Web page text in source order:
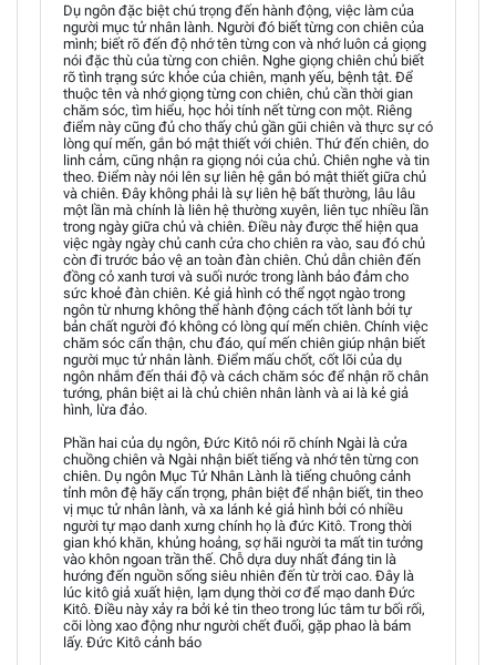
Dụ ngôn đặc biệt chú trọng đến hành động, việc làm của
người mục tử nhân lành. Người đó biết từng con chiên của
mình; biết rõ đến độ nhớ tên từng con và nhớ luôn cả giọng
nói đặc thù của từng con chiên. Nghe giọng chiên chủ biết
rõ tình trạng sức khỏe của chiên, mạnh yếu, bệnh tật. Để
thuộc tên và nhớ giọng từng con chiên, chủ cần thời gian
chăm sóc, tìm hiểu, học hỏi tính nết từng con một. Riêng
điểm này cũng đủ cho thấy chủ gần gũi chiên và thực sự có
lòng quí mến, gắn bó mật thiết với chiên. Thứ đến chiên, do
linh cảm, cũng nhận ra giọng nói của chủ. Chiên nghe và tin
theo. Điểm này nói lên sự liên hệ gắn bó mật thiết giữa chủ
và chiên. Đây không phải là sự liên hệ bất thường, lâu lâu
một lần mà chính là liên hệ thường xuyên, liên tục nhiều lần
trong ngày giữa chủ và chiên. Điều này được thể hiện qua
việc ngày ngày chủ canh cửa cho chiên ra vào, sau đó chủ
còn đi trước bảo vệ an toàn đàn chiên. Chủ dẫn chiên đến
đồng cỏ xanh tươi và suối nước trong lành bảo đảm cho
sức khoẻ đàn chiên. Kẻ giả hình có thể ngọt ngào trong
ngôn từ nhưng không thể hành động cách tốt lành bởi tự
bản chất người đó không có lòng quí mến chiên. Chính việc
chăm sóc cẩn thận, chu đáo, quí mến chiên giúp nhận biết
người mục tử nhân lành. Điểm mấu chốt, cốt lõi của dụ
ngôn nhắm đến thái độ và cách chăm sóc để nhận rõ chân
tướng, phân biệt ai là chủ chiên nhân lành và ai là kẻ giả
hình, lừa đảo.
Phần hai của dụ ngôn, Đức Kitô nói rõ chính Ngài là cửa
chuồng chiên và Ngài nhận biết tiếng và nhớ tên từng con
chiên. Dụ ngôn Mục Tử Nhân Lành là tiếng chuông cảnh
tỉnh môn đệ hãy cẩn trọng, phân biệt để nhận biết, tin theo
vị mục tử nhân lành, và xa lánh kẻ giả hình bởi có nhiều
người tự mạo danh xưng chính họ là đức Kitô. Trong thời
gian khó khăn, khủng hoảng, sợ hãi người ta mất tin tưởng
vào khôn ngoan trần thế. Chỗ dựa duy nhất đáng tin là
hướng đến nguồn sống siêu nhiên đến từ trời cao. Đây là
lúc kitô giả xuất hiện, lạm dụng thời cơ để mạo danh Đức
Kitô. Điều này xảy ra bởi kẻ tin theo trong lúc tâm tư bối rối,
cõi lòng xao động như người chết đuối, gặp phao là bám
lấy. Đức Kitô cảnh báo